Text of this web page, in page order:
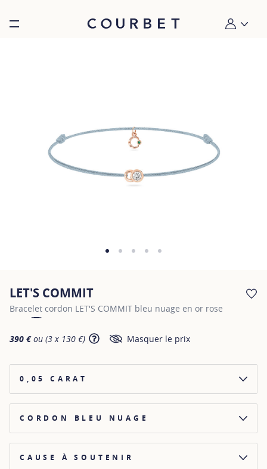
Burger toggle menu Mon
LET'S COMMIT
Bracelet cordon LET'S COMMIT bleu nuage en or rose
390 € ou (3 x 130 €) SHOW TOOLTIP
Masquer le prix
0,05 CARAT
CORDON BLEU NUAGE
CAUSE À SOUTENIR